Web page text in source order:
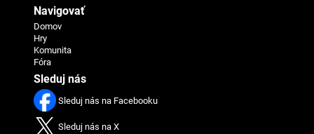
Navigovať
Domov
Hry
Komunita
Fóra
Sleduj nás
Sleduj nás na Facebooku
Sleduj nás na X